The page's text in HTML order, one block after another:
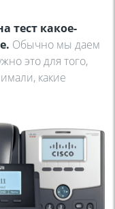
тест какое-
Обычно мы даем
это для того,
какие